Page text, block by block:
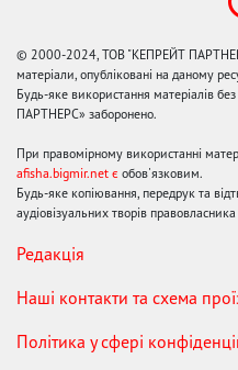
© 2000-2024, ТОВ "КЕПРЕЙТ
матеріали, опубліковані на даному
Будь-яке використання матеріалів
ПАРТНЕРС» заборонено.
При правомірному використанні
afisha.bigmir.net є обов'язковим.
Будь-яке копіювання, передрук та
аудіовізуальних творів
Редакція
Наші контакти та схема
Політика у сфері